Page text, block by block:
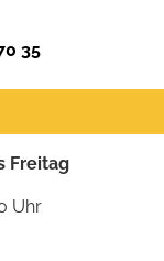
35
Freitag
Uhr